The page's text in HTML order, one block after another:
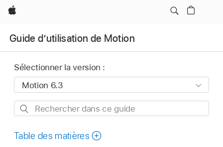
Apple
Guide d’utilisation de Motion
Sélectionner la version :
Rechercher
ce
Table des matières